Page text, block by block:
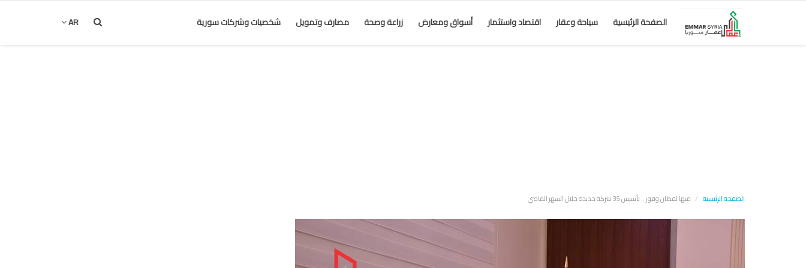
الصفحة الرئيسية سياحة وعقار اقتصاد واستثمار أسواق ومعارض زراعة وصحة مصارف وتمويل شخصيات وشركات سورية AR
الصفحة الرئيسية منها لقطان وفوز .. تأسيس 35 شركة جديدة خلال الشهر الماضي